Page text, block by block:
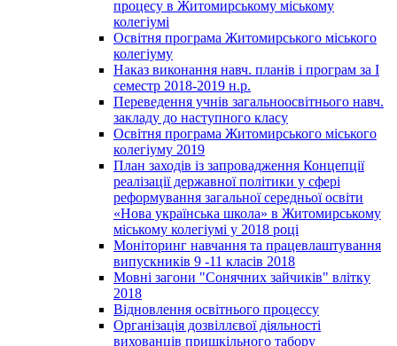
процесу в Житомирському міському
колегіумі
Освітня програма Житомирського міського
колегіуму
Наказ виконання навч. планів і програм за І
семестр 2018-2019 н.р.
Переведення учнів загальноосвітнього навч.
закладу до наступного класу
Освітня програма Житомирського міського
колегіуму 2019
План заходів із запровадження Концепції
реалізації державної політики у сфері
реформування загальної середньої освіти
«Нова українська школа» в Житомирському
міському колегіумі у 2018 році
Моніторинг навчання та працевлаштування
випускників 9 -11 класів 2018
Мовні загони "Сонячних зайчиків" влітку
2018
Відновлення освітнього процессу
Організація дозвіллєвої діяльності
вихованців пришкільного табору